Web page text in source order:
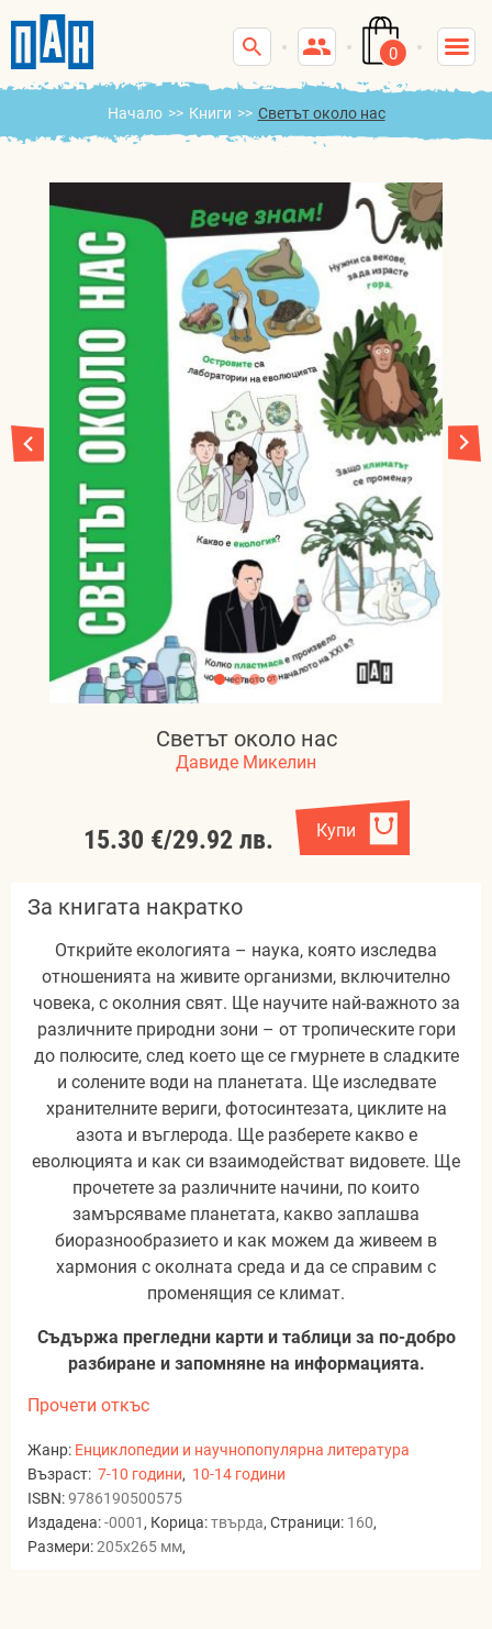
0
Начало >> Книги >> Светът около нас
Светът около нас
Давиде Микелин
15.30 €/29.92 лв. Купи
За книгата накратко
Открийте екологията – наука, която изследва
отношенията на живите организми, включително
човека, с околния свят. Ще научите най-важното за
различните природни зони – от тропическите гори
до полюсите, след което ще се гмурнете в сладките
и солените води на планетата. Ще изследвате
хранителните вериги, фотосинтезата, циклите на
азота и въглерода. Ще разберете какво е
еволюцията и как си взаимодействат видовете. Ще
прочетете за различните начини, по които
замърсяваме планетата, какво заплашва
биоразнообразието и как можем да живеем в
хармония с околната среда и да се справим с
променящия се климат.
Съдържа прегледни карти и таблици за по-добро
разбиране и запомняне на информацията.
Прочети откъс
Жанр: Енциклопедии и научнопопулярна литература
Възраст: 7-10 години, 10-14 години
ISBN:9786190500575
Издадена:-0001, Корица:твърда, Страници: 160,
Размери:205x265 мм,